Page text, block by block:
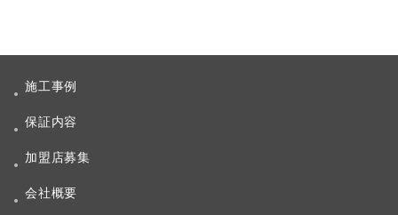
施工事例
保証内容
加盟店募集
会社概要